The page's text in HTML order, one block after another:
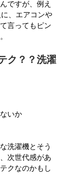
ですが、例え
、エアコンや
言ってもピン
ク？？洗濯
いか
洗濯機とそう
次世代感があ
クなのかもし